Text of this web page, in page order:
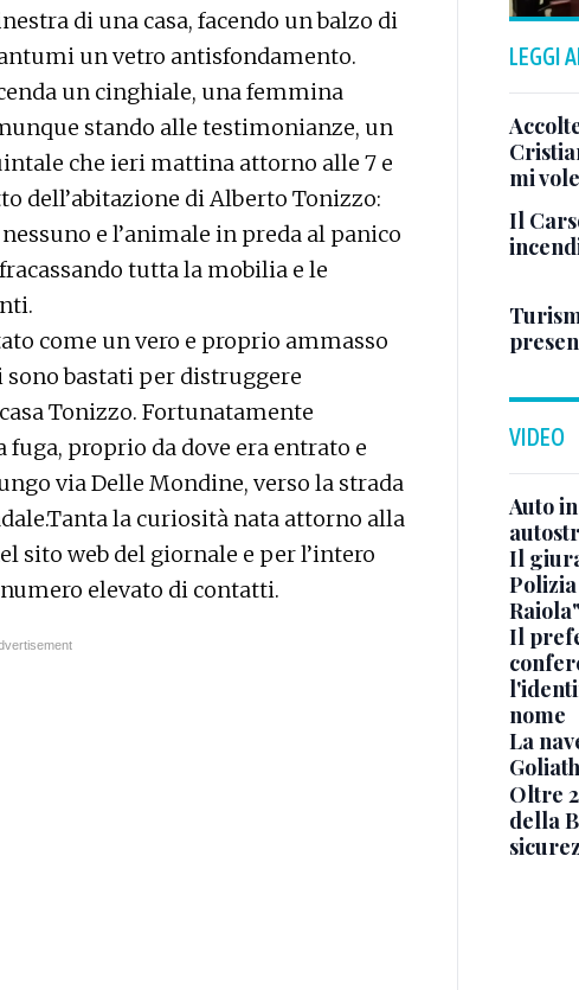
di una casa, facendo un balzo di
un vetro antisfondamento.
un cinghiale, una femmina
stando alle testimonianze, un
che ieri mattina attorno alle 7 e
dell’abitazione di Alberto Tonizzo:
e l’animale in preda al panico
tutta la mobilia e le
come un vero e proprio ammasso
bastati per distruggere
Tonizzo. Fortunatamente
proprio da dove era entrato e
via Delle Mondine, verso la strada
la curiosità nata attorno alla
sito web del giornale e per l’intero
elevato di contatti.
LEGGI
mi
Il
VIDEO
Auto
Il
Il
nome
La
Oltre
della